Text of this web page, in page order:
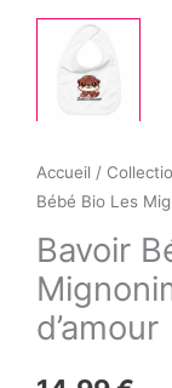
Accueil /
Bébé Bio Les
Bavoir
d’amour